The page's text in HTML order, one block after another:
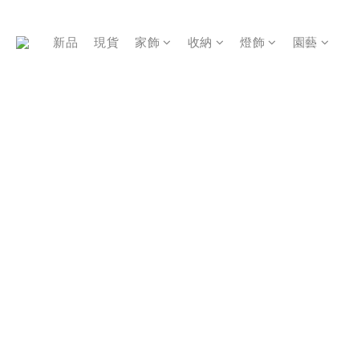
新品 現貨 家飾 收納 燈飾 園藝